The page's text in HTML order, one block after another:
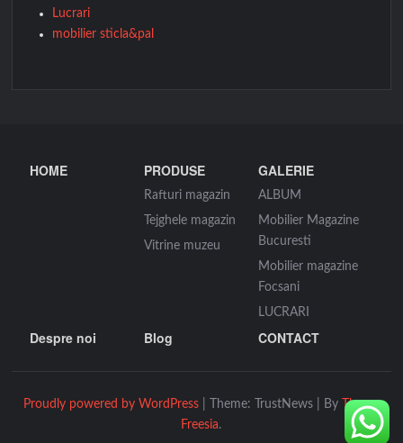
Lucrari
mobilier sticla&pal
HOME PRODUSE
Rafturi magazin
Tejghele magazin
Vitrine muzeu
GALERIE
ALBUM
Mobilier Magazine
Bucuresti
Mobilier magazine
Focsani
LUCRARI
Despre noi Blog CONTACT
Proudly powered by WordPress Theme: TrustNews By Theme
Freesia.